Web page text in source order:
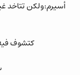
أسيرم:ولكن تتاخد
كتشوف